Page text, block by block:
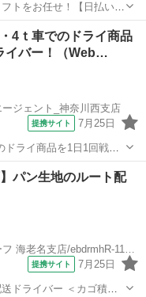
トをお任せ！【日払い＆
＊未経
4ｔ車でのドライ商品
イバー！（Web…
ジェント_神奈川西支店
提携サイト 7月25日
ライ商品を1日1回戦（3
▼△ 月収例 △▼ 228,000円～316,000円 ☆応募後の流れ☆ 担当...
パン生地のルート配
株式会社ジャパン・リリーフ 海老名支店/ebdrmhR-11533
提携サイト 7月25日
ドライバー ＜カゴ積み